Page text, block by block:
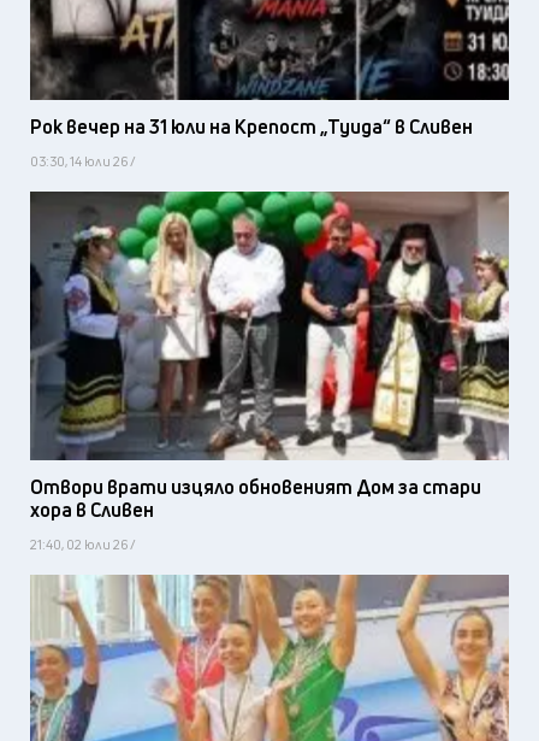
Рок вечер на 31 юли на Крепост „Туида“ в Сливен
03:30, 14 юли 26 /
Отвори врати изцяло обновеният Дом за стари
хора в Сливен
21:40, 02 юли 26 /